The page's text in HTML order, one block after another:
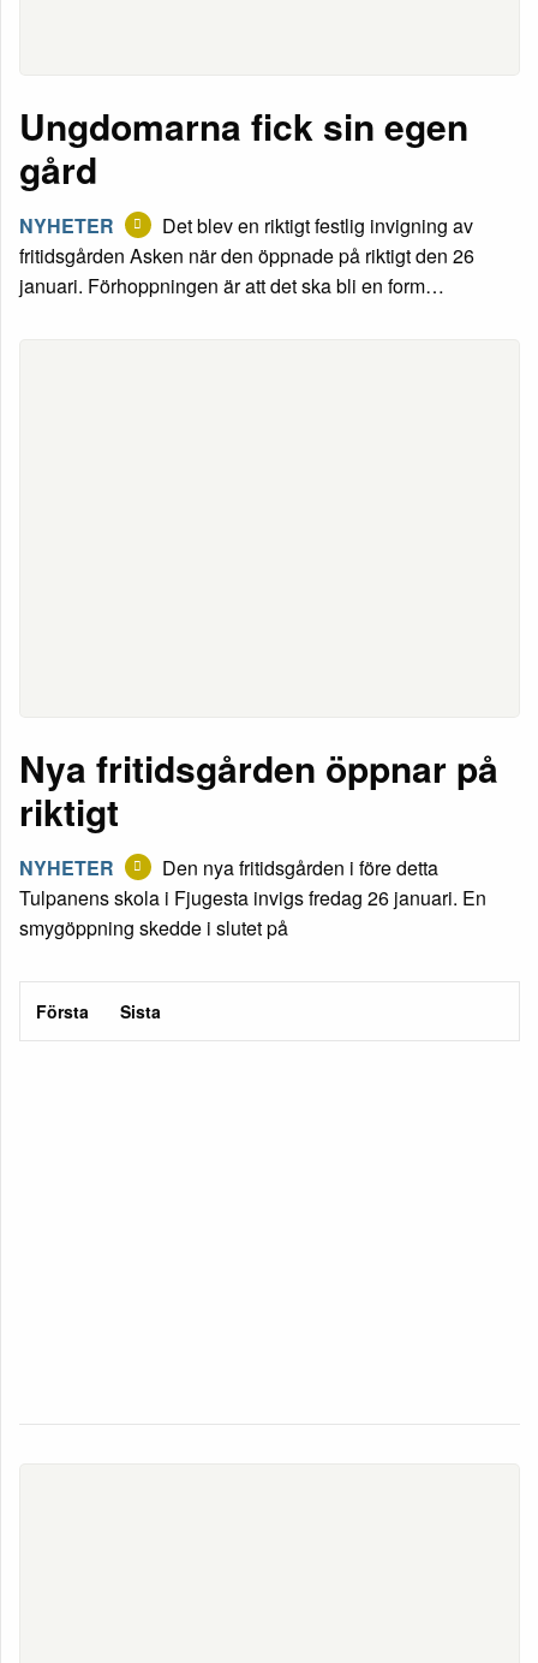
Ungdomarna fick sin egen
gård
NYHETER
Det blev en riktigt festlig invigning av
fritidsgården Asken när den öppnade på riktigt den 26
januari. Förhoppningen är att det ska bli en form…
Nya fritidsgården öppnar på
riktigt
NYHETER
Den nya fritidsgården i före detta
Tulpanens skola i Fjugesta invigs fredag 26 januari. En
smygöppning skedde i slutet på
Första Sista